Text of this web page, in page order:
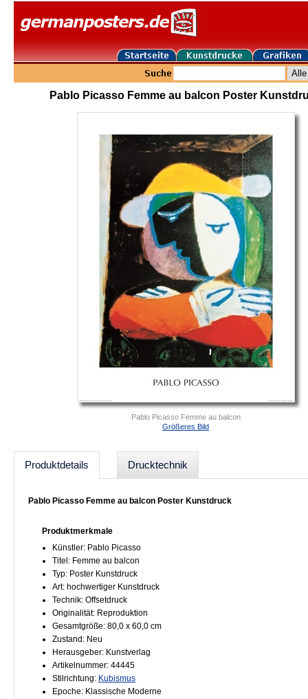
Pablo Picasso Femme au balcon Poster
Pablo Picasso Femme au balcon
Größeres Bild
Produktdetails Drucktechnik
Pablo Picasso Femme au balcon Poster Kunstdruck
Produktmerkmale
Künstler: Pablo Picasso
Titel: Femme au balcon
Typ: Poster Kunstdruck
Art: hochwertiger Kunstdruck
Technik: Offsetdruck
Originalität: Reproduktion
Gesamtgröße: 80,0 x 60,0 cm
Zustand: Neu
Herausgeber: Kunstverlag
Artikelnummer: 44445
Stilrichtung: Kubismus
Epoche: Klassische Moderne